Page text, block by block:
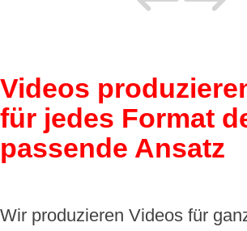
Videos
für jedes Format
passende Ansatz
Wir produzieren Videos für